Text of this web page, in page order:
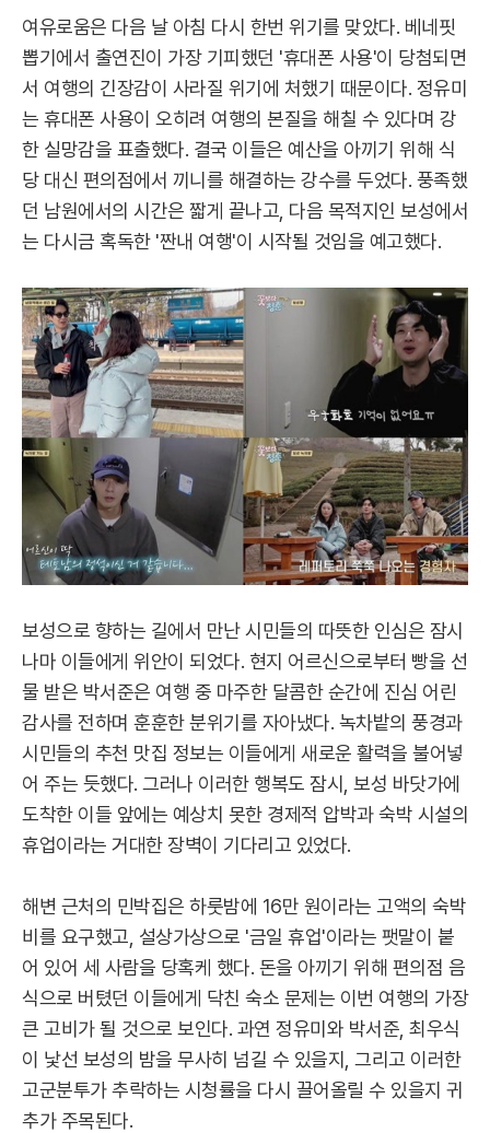
여유로움은 다음 날 아침 다시 한번 위기를 맞았다. 베네핏
뽑기에서 출연진이 가장 기피했던 '휴대폰 사용'이 당첨되면
서 여행의 긴장감이 사라질 위기에 처했기 때문이다. 정유미
는 휴대폰 사용이 오히려 여행의 본질을 해칠 수 있다며 강
한 실망감을 표출했다. 결국 이들은 예산을 아끼기 위해 식
당 대신 편의점에서 끼니를 해결하는 강수를 두었다. 풍족했
던 남원에서의 시간은 짧게 끝나고, 다음 목적지인 보성에서
는 다시금 혹독한 '짠내 여행'이 시작될 것임을 예고했다.
보성으로 향하는 길에서 만난 시민들의 따뜻한 인심은 잠시
나마 이들에게 위안이 되었다. 현지 어르신으로부터 빵을 선
물 받은 박서준은 여행 중 마주한 달콤한 순간에 진심 어린
감사를 전하며 훈훈한 분위기를 자아냈다. 녹차밭의 풍경과
시민들의 추천 맛집 정보는 이들에게 새로운 활력을 불어넣
어 주는 듯했다. 그러나 이러한 행복도 잠시, 보성 바닷가에
도착한 이들 앞에는 예상치 못한 경제적 압박과 숙박 시설의
휴업이라는 거대한 장벽이 기다리고 있었다.
해변 근처의 민박집은 하룻밤에 16만 원이라는 고액의 숙박
비를 요구했고, 설상가상으로 '금일 휴업'이라는 팻말이 붙
어 있어 세 사람을 당혹케 했다. 돈을 아끼기 위해 편의점 음
식으로 버텼던 이들에게 닥친 숙소 문제는 이번 여행의 가장
큰 고비가 될 것으로 보인다. 과연 정유미와 박서준, 최우식
이 낯선 보성의 밤을 무사히 넘길 수 있을지, 그리고 이러한
고군분투가 추락하는 시청률을 다시 끌어올릴 수 있을지 귀
추가 주목된다.